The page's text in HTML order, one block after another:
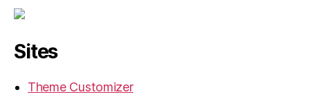
Sites
Theme Customizer